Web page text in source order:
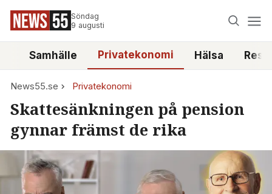
Söndag
9 augusti
Samhälle Privatekonomi Hälsa
News55.se Privatekonomi
Skattesänkningen på pension
gynnar främst de rika